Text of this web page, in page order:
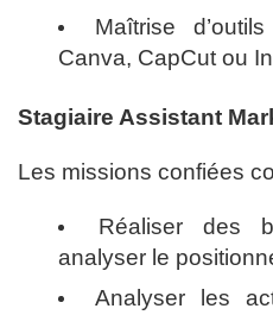
Maîtrise
Canva, CapCut ou
Stagiaire Assistant
Les missions confiées
Réaliser des
analyser le
Analyser les